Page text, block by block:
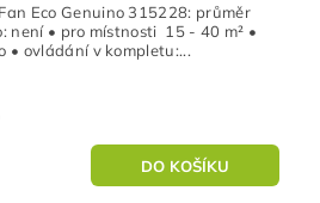
Eco Genuino 315228: průměr
- 40 m² •
• ovládání v kompletu:...